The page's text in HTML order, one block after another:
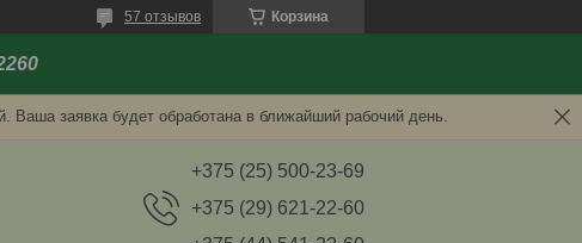
Корзина
57 отзывов
Ваша заявка будет обработана в ближайший рабочий день.
+375 (25) 500-23-69
+375 (29) 621-22-60